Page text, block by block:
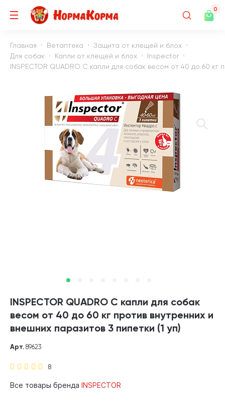
0
Главная Ветаптека
Защита от клещей и блох
Для собак
Капли от клещей и блох
Inspector
INSPECTOR QUADRO C капли для собак весом от 40 до 60
INSPECTOR QUADRO C капли для собак
весом от 40 до 60 кг против внутренних и
внешних паразитов 3 пипетки (1 уп)
8
Арт. 89623
Все товары бренда INSPECTOR